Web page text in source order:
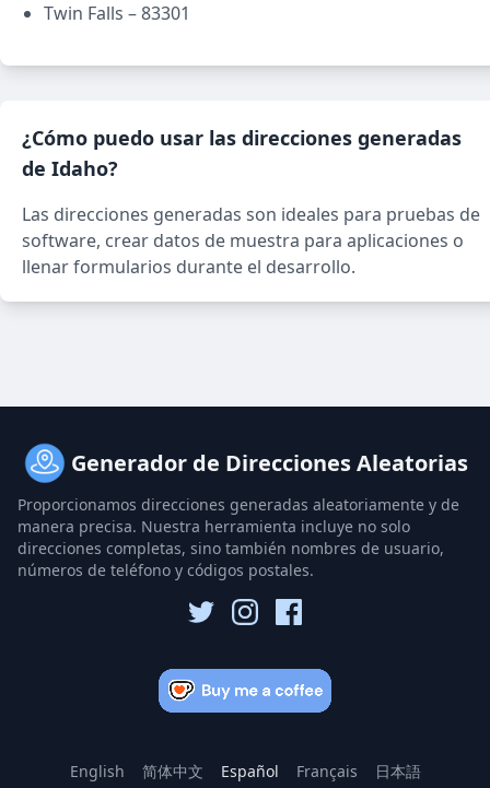
Twin Falls – 83301
¿Cómo puedo usar las direcciones generadas
de Idaho?
Las direcciones generadas son ideales para pruebas de
software, crear datos de muestra para aplicaciones o
llenar formularios durante el desarrollo.
Generador de Direcciones Aleatorias
Proporcionamos direcciones generadas aleatoriamente y de
manera precisa. Nuestra herramienta incluye no solo
direcciones completas, sino también nombres de usuario,
números de teléfono y códigos postales.
English 简体中文 Español Français 日本語